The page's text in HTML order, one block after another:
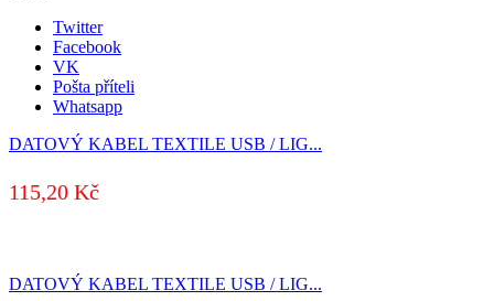
Twitter
Facebook
VK
Pošta příteli
Whatsapp
DATOVÝ KABEL TEXTILE USB / LIG...
115,20 Kč
DATOVÝ KABEL TEXTILE USB / LIG...